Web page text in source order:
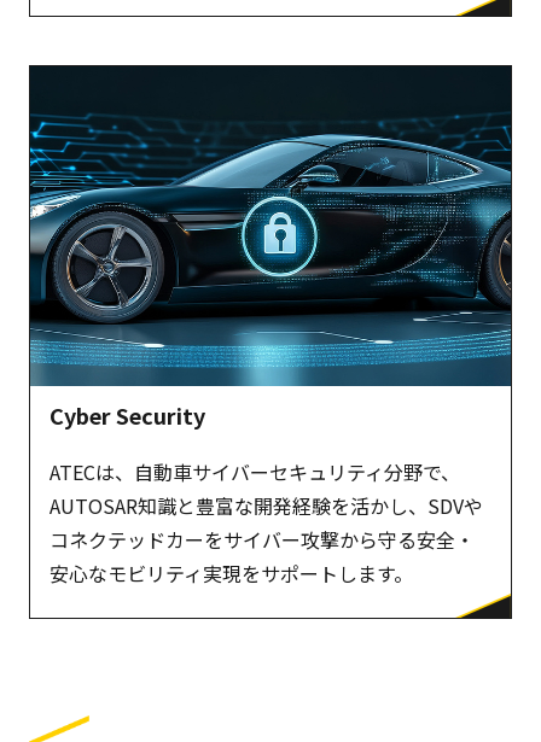
Cyber Security
ATECは、自動車サイバーセキュリティ分野で、
AUTOSAR知識と豊富な開発経験を活かし、SDVや
コネクテッドカーをサイバー攻撃から守る安全・
安心なモビリティ実現をサポートします。